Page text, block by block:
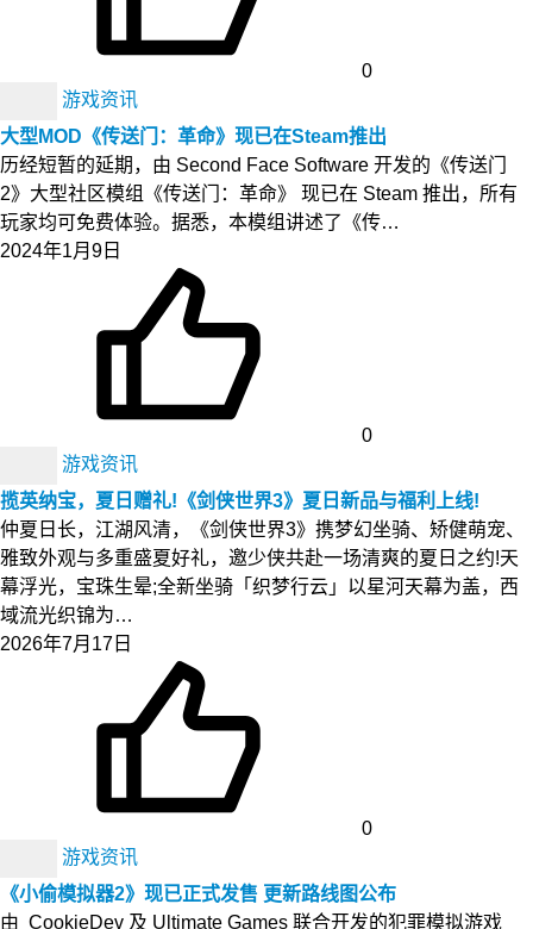
0
游戏资讯
大型MOD《传送门：革命》现已在Steam推出
历经短暂的延期，由 Second Face Software 开发的《传送门
2》大型社区模组《传送门：革命》 现已在 Steam 推出，所有
玩家均可免费体验。据悉，本模组讲述了《传…
2024年1月9日
0
游戏资讯
揽英纳宝，夏日赠礼!《剑侠世界3》夏日新品与福利上线!
仲夏日长，江湖风清，《剑侠世界3》携梦幻坐骑、矫健萌宠、
雅致外观与多重盛夏好礼，邀少侠共赴一场清爽的夏日之约!天
幕浮光，宝珠生晕;全新坐骑「织梦行云」以星河天幕为盖，西
域流光织锦为…
2026年7月17日
0
游戏资讯
《小偷模拟器2》现已正式发售 更新路线图公布
由 CookieDev 及 Ultimate Games 联合开发的犯罪模拟游戏